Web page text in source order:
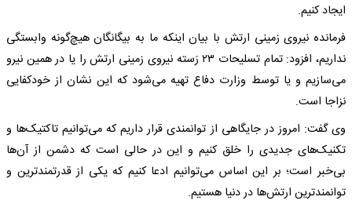
ایجاد کنیم.
فرمانده نیروی زمینی ارتش با بیان اینکه ما به بیگانگان هیچ‌گونه وابستگی
نداریم، افزود: تمام تسلیحات ۲۳ رَسته نیروی زمینی ارتش را یا در همین نیرو
می‌سازیم و یا توسط وزارت دفاع تهیه می‌شود که این نشان از خودکفایی
نزاجا است.
وی گفت: امروز در جایگاهی از توانمندی قرار داریم که می‌توانیم تاکتیک‌ها و
تکنیک‌های جدیدی را خلق کنیم و این در حالی است که دشمن از آن‌ها
بی‌خبر است؛ بر این اساس می‌توانیم ادعا کنیم که یکی از قدرتمندترین و
توانمندترین ارتش‌ها در دنیا هستیم.